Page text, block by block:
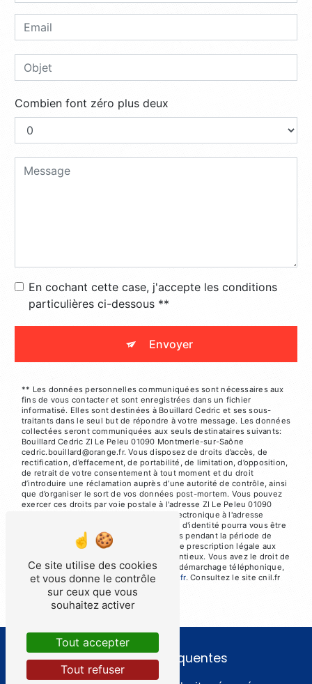
Combien font zéro plus deux
En cochant cette case, j'accepte les conditions
particulières ci-dessous **
Envoyer
** Les données personnelles communiquées sont nécessaires aux
fins de vous contacter et sont enregistrées dans un fichier
informatisé. Elles sont destinées à Bouillard Cedric et ses sous-
traitants dans le seul but de répondre à votre message. Les données
collectées seront communiquées aux seuls destinataires suivants:
Bouillard Cedric ZI Le Peleu 01090 Montmerle-sur-Saône
cedric.bouillard@orange.fr. Vous disposez de droits d’accès, de
rectification, d’effacement, de portabilité, de limitation, d’opposition,
de retrait de votre consentement à tout moment et du droit
d’introduire une réclamation auprès d’une autorité de contrôle, ainsi
que d’organiser le sort de vos données post-mortem. Vous pouvez
exercer ces droits par voie postale à l'adresse ZI Le Peleu 01090
Montmerle-sur-Saône ou par courrier électronique à l'adresse
cedric.bouillard@orange.fr. Un justificatif d'identité pourra vous être
demandé. Nous conservons vos données pendant la période de
prise de contact puis pendant la durée de prescription légale aux
fins probatoires et de gestion des contentieux. Vous avez le droit de
vous inscrire sur la liste d'opposition au démarchage téléphonique,
disponible à cette adresse: Bloctel.gouv.fr. Consultez le site cnil.fr
pour plus d’informations sur vos droits.
Recherches fréquentes
Ce site utilise des cookies
et vous donne le contrôle
sur ceux que vous
souhaitez activer
Tout accepter
Tout refuser